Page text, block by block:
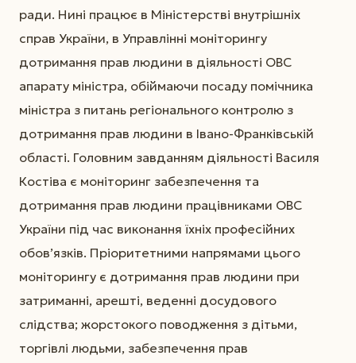
ради. Нині працює в Міністерстві внутрішніх
справ України, в Управлінні моніторингу
дотримання прав людини в діяльності ОВС
апарату міністра, обіймаючи посаду помічника
міністра з питань регіонального контролю з
дотримання прав людини в Івано-Франківській
області. Головним завданням діяльності Василя
Костіва є моніторинг забезпечення та
дотримання прав людини працівниками ОВС
України під час виконання їхніх професійних
обов’язків. Пріоритетними напрямами цього
моніторингу є дотримання прав людини при
затриманні, арешті, веденні досудового
слідства; жорстокого поводження з дітьми,
торгівлі людьми, забезпечення прав